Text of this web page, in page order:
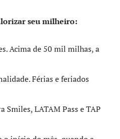
seu milheiro:
Acima de 50 mil milhas, a
Férias e feriados
Smiles, LATAM Pass e TAP